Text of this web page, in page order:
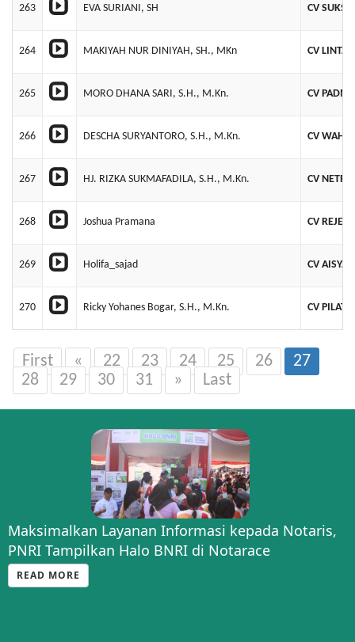
263 EVA SURIANI, SH CV
264 MAKIYAH NUR DINIYAH, SH., MKn CV
265 MORO DHANA SARI, S.H., M.Kn. CV
266 DESCHA SURYANTORO, S.H., M.Kn. CV
267 HJ. RIZKA SUKMAFADILA, S.H., M.Kn. CV
268 Joshua Pramana CV
269 Holifa_sajad CV
270 Ricky Yohanes Bogar, S.H., M.Kn. CV
First « 22 23 24 25 26
27
28
29 30 31 » Last
Maksimalkan Layanan Informasi kepada Notaris,
PNRI Tampilkan Halo BNRI di Notarace
READ MORE